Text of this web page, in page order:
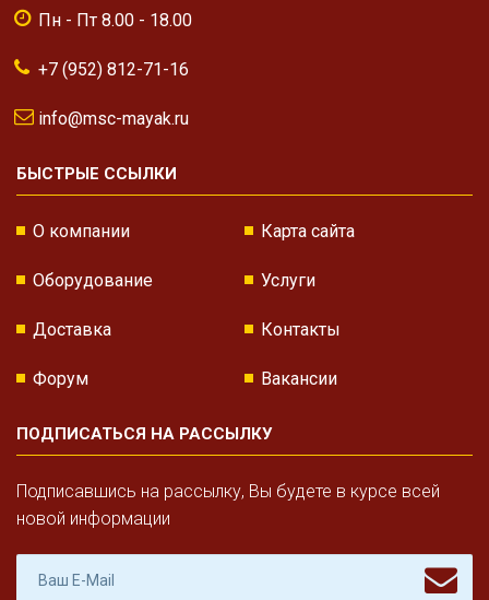
Пн - Пт 8.00 - 18.00
+7 (952) 812-71-16
info@msc-mayak.ru
БЫСТРЫЕ ССЫЛКИ
О компании Карта сайта
Оборудование Услуги
Доставка Контакты
Форум Вакансии
ПОДПИСАТЬСЯ НА РАССЫЛКУ
Подписавшись на рассылку, Вы будете в курсе всей
новой информации